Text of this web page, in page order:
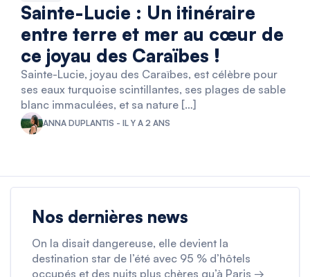
Sainte-Lucie : Un itinéraire
entre terre et mer au cœur de
ce joyau des Caraïbes !
Sainte-Lucie, joyau des Caraïbes, est célèbre pour
ses eaux turquoise scintillantes, ses plages de sable
blanc immaculées, et sa nature […]
ANNA DUPLANTIS - IL Y A 2 ANS
Nos dernières news
On la disait dangereuse, elle devient la
destination star de l’été avec 95 % d’hôtels
occupés et des nuits plus chères qu’à Paris →